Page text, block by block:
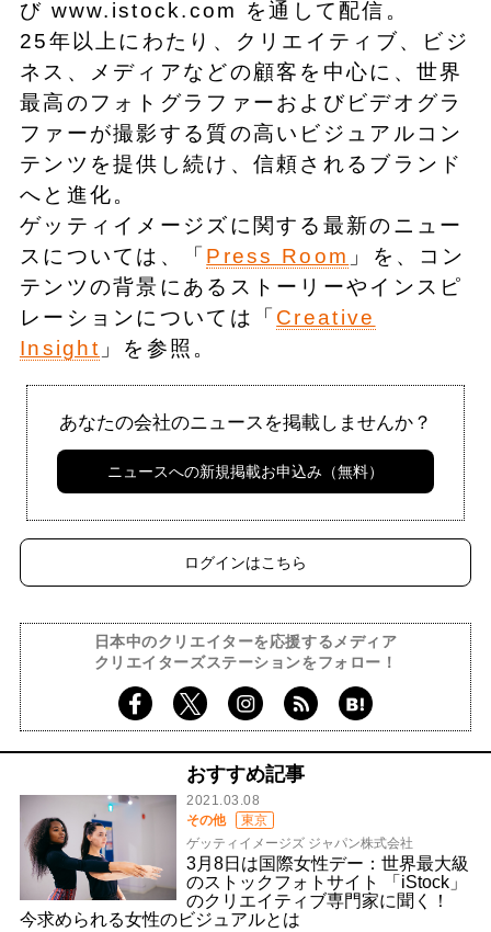
び www.istock.com を通して配信。
25年以上にわたり、クリエイティブ、ビジ
ネス、メディアなどの顧客を中心に、世界
最高のフォトグラファーおよびビデオグラ
ファーが撮影する質の高いビジュアルコン
テンツを提供し続け、信頼されるブランド
へと進化。
ゲッティイメージズに関する最新のニュー
スについては、「 Press Room 」を、コン
テンツの背景にあるストーリーやインスピ
レーションについては「 Creative
Insight 」を参照。
あなたの会社のニュースを掲載しませんか？
ニュースへの新規掲載お申込み（無料）
ログインはこちら
日本中のクリエイターを応援するメディア
クリエイターズステーションをフォロー！
おすすめ記事
2021.03.08
その他
東京
ゲッティイメージズ ジャパン株式会社
3月8日は国際女性デー：世界最大級
のストックフォトサイト 「iStock」
のクリエイティブ専門家に聞く！
今求められる女性のビジュアルとは